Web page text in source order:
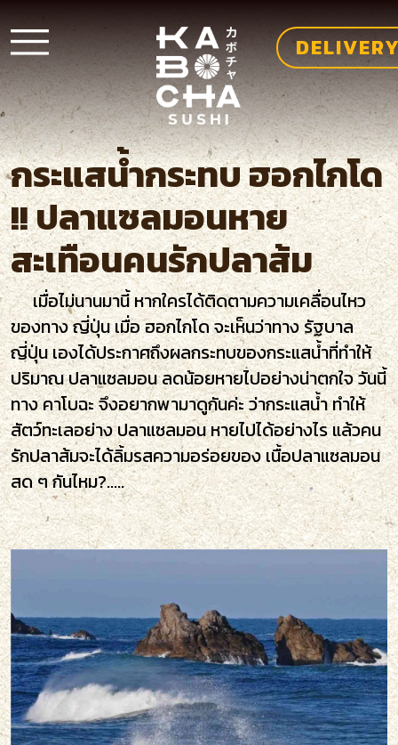
กระแสน้ำกระทบ ฮอกไกโด
!! ปลาแซลมอนหาย
สะเทือนคนรักปลาส้ม
เมื่อไม่นานมานี้ หากใครได้ติดตามความเคลื่อนไหว
ของทาง ญี่ปุ่น เมื่อ ฮอกไกโด จะเห็นว่าทาง รัฐบาล
ญี่ปุ่น เองได้ประกาศถึงผลกระทบของกระแสน้ำที่ทำให้
ปริมาณ ปลาแซลมอน ลดน้อยหายไปอย่างน่าตกใจ วันนี้
ทาง คาโบฉะ จึงอยากพามาดูกันค่ะ ว่ากระแสน้ำ ทำให้
สัตว์ทะเลอย่าง ปลาแซลมอน หายไปได้อย่างไร แล้วคน
รักปลาส้มจะได้ลิ้มรสความอร่อยของ เนื้อปลาแซลมอน
สด ๆ กันไหม?.....